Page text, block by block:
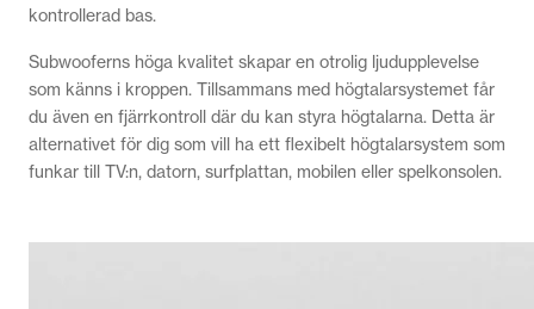
kontrollerad bas.
Subwooferns höga kvalitet skapar en otrolig ljudupplevelse
som känns i kroppen. Tillsammans med högtalarsystemet får
du även en fjärrkontroll där du kan styra högtalarna. Detta är
alternativet för dig som vill ha ett flexibelt högtalarsystem som
funkar till TV:n, datorn, surfplattan, mobilen eller spelkonsolen.